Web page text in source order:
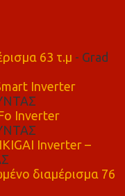
63 τ.μ - Grad
Inverter
Inverter
Inverter –
διαμέρισμα 76